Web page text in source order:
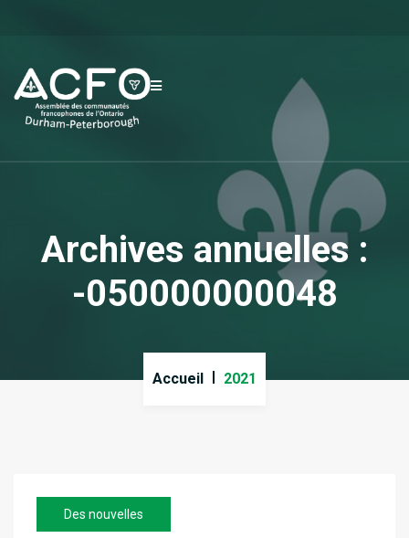
Archives annuelles :
-050000000048
Accueil 2021
Des nouvelles